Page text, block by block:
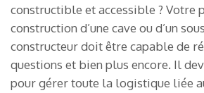
constructible et accessible ? Votre
construction d’une cave ou d’un
constructeur doit être capable de
questions et bien plus encore. Il
pour gérer toute la logistique liée